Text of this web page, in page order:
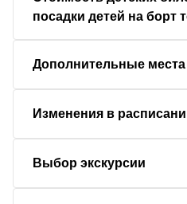
посадки детей на борт
Дополнительные места
Изменения в
Выбор экскурсии